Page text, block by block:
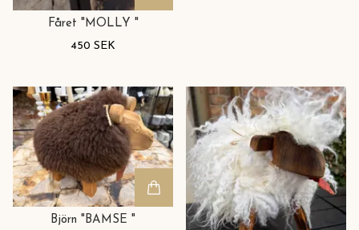
Fåret "MOLLY "
450 SEK
Björn "BAMSE "